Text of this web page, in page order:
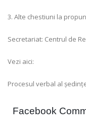
3. Alte chestiuni la
Secretariat: Centrul de
Vezi aici:
Procesul verbal al
Facebook